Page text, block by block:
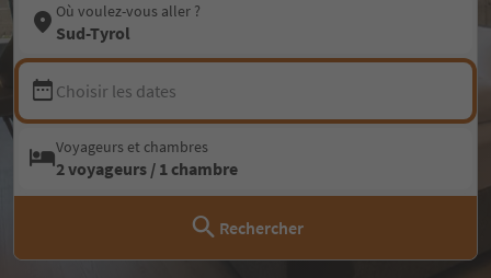
Où voulez-vous aller ?
Sud-Tyrol
Choisir les dates
Voyageurs et chambres
2 voyageurs / 1 chambre
Rechercher